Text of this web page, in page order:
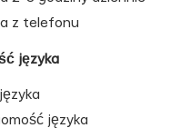
z telefonu
języka
języka